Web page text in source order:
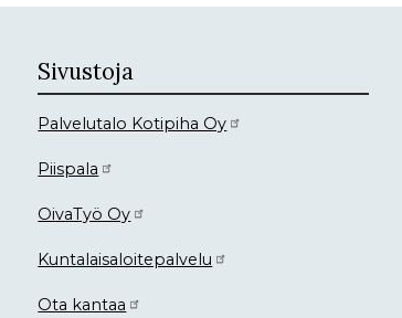
Sivustoja
Palvelutalo Kotipiha Oy
Piispala
OivaTyö Oy
Kuntalaisaloitepalvelu
Ota kantaa